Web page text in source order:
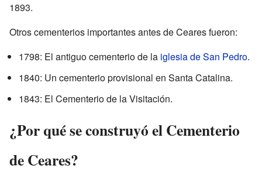
1893.
Otros cementerios importantes antes de Ceares fueron:
1798: El antiguo cementerio de la iglesia de San Pedro.
1840: Un cementerio provisional en Santa Catalina.
1843: El Cementerio de la Visitación.
¿Por qué se construyó el Cementerio
de Ceares?